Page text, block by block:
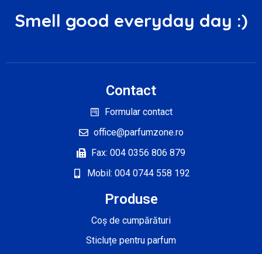
Smell good everyday day :)
Contact
Formular contact
office@parfumzone.ro
Fax: 004 0356 806 879
Mobil: 004 0744 558 192
Produse
Coș de cumpărături
Sticluțe pentru parfum